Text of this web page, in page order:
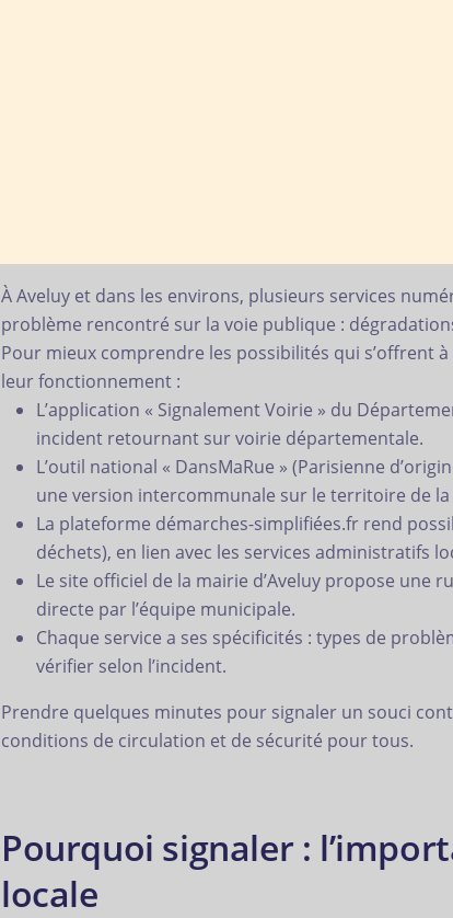
À Aveluy et dans les environs, plusieurs services
problème rencontré sur la voie publique :
Pour mieux comprendre les possibilités qui s’offrent
leur fonctionnement :
L’application « Signalement Voirie » du
incident retournant sur voirie départementale.
L’outil national « DansMaRue » (Parisienne
une version intercommunale sur le territoire de
La plateforme démarches-simplifiées.fr rend
déchets), en lien avec les services administratifs
Le site officiel de la mairie d’Aveluy propose
directe par l’équipe municipale.
Chaque service a ses spécificités : types de
vérifier selon l’incident.
Prendre quelques minutes pour signaler un souci
conditions de circulation et de sécurité pour tous.
Pourquoi signaler :
locale